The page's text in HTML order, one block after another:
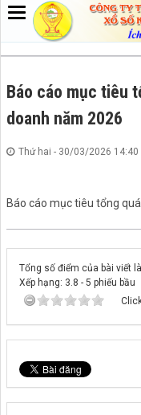
Báo cáo mục tiêu
doanh năm 2026
Thứ hai - 30/03/2026 14:40
Báo cáo mục tiêu tổng
Tổng số điểm của bài viết
Xếp hạng: 3.8 - 5 phiếu bầu